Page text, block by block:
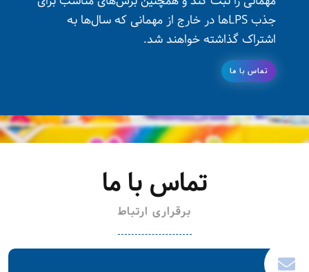
جذب LPSها در خارج از مهمانی که سال‌ها به
اشتراک گذاشته خواهند شد.
تماس با ما
تماس با ما
برقراری ارتباط